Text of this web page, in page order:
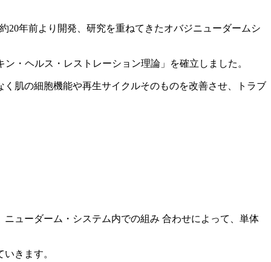
20年前より開発、研究を重ねてきたオバジニューダームシ
・ヘルス・レストレーション理論」を確立しました。
肌の細胞機能や再生サイクルそのものを改善させ、トラブ
ューダーム・システム内での組み 合わせによって、単体
きます。